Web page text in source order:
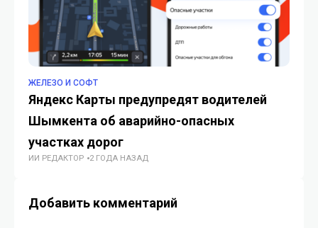
ЖЕЛЕЗО И СОФТ
Яндекс Карты предупредят водителей
Шымкента об аварийно-опасных
участках дорог
ИИ РЕДАКТОР 2 ГОДА НАЗАД
Добавить комментарий